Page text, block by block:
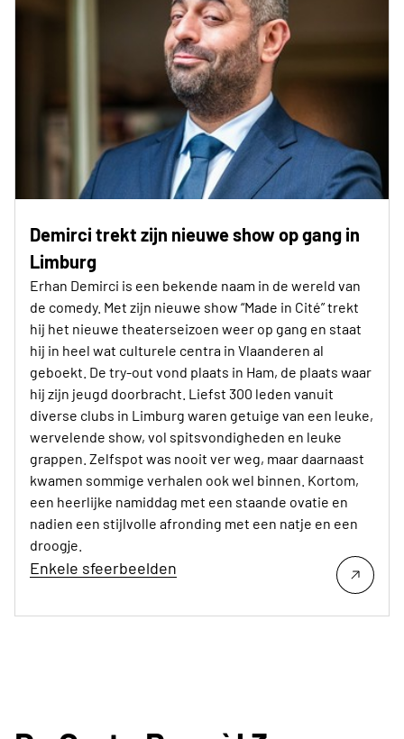
Demirci trekt zijn nieuwe show op gang in
Limburg
Erhan Demirci is een bekende naam in de wereld van
de comedy. Met zijn nieuwe show “Made in Cité” trekt
hij het nieuwe theaterseizoen weer op gang en staat
hij in heel wat culturele centra in Vlaanderen al
geboekt. De try-out vond plaats in Ham, de plaats waar
hij zijn jeugd doorbracht. Liefst 300 leden vanuit
diverse clubs in Limburg waren getuige van een leuke,
wervelende show, vol spitsvondigheden en leuke
grappen. Zelfspot was nooit ver weg, maar daarnaast
kwamen sommige verhalen ook wel binnen. Kortom,
een heerlijke namiddag met een staande ovatie en
nadien een stijlvolle afronding met een natje en een
droogje.
Enkele sfeerbeelden